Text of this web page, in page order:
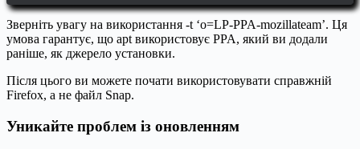
Зверніть увагу на використання -t ‘o=LP-PPA-mozillateam’. Ця
умова гарантує, що apt використовує PPA, який ви додали
раніше, як джерело установки.
Після цього ви можете почати використовувати справжній
Firefox, а не файл Snap.
Уникайте проблем із оновленням